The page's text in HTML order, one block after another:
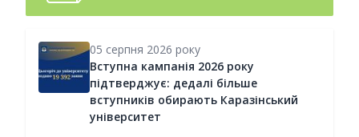
05 серпня 2026 року
Вступна кампанія 2026 року
підтверджує: дедалі більше
вступників обирають Каразінський
університет